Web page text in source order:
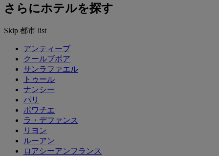
さらにホテルを探す
Skip 都市 list
アンティーブ
クールブボア
サンラファエル
トゥール
ナンシー
パリ
ポワチエ
ラ・デファンス
リヨン
ルーアン
ロアシーアンフランス